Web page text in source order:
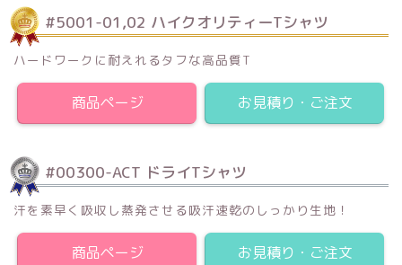
#5001-01,02 ハイクオリティーTシャツ
ハードワークに耐えれるタフな高品質T
商品ページ お見積り・ご注文
#00300-ACT ドライTシャツ
汗を素早く吸収し蒸発させる吸汗速乾のしっかり生地！
商品ページ お見積り・ご注文